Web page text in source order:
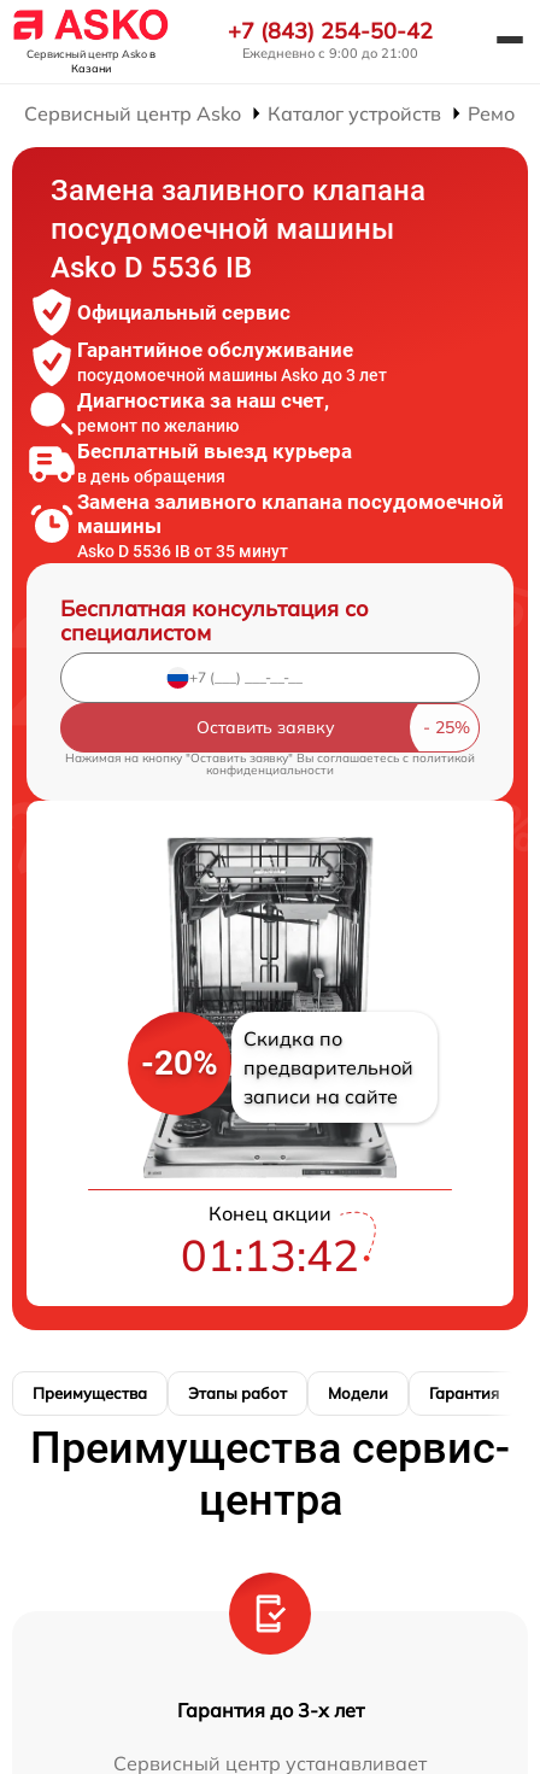
Сервисный центр Askoв
Казани
+7 (843) 254-50-42
Ежедневно с 9:00 до 21:00
Сервисный центр Asko Каталог устройств
Замена заливного клапана
посудомоечной машины
Asko D 5536 IB
Официальный сервис
Гарантийное обслуживание
посудомоечной машины Asko до 3 лет
Диагностика за наш счет,
ремонт по желанию
Бесплатный выезд курьера
в день обращения
Замена заливного клапана посудомоечной
машины
Asko D 5536 IB от 35 минут
Бесплатная консультация со
специалистом
Оставить заявку
Нажимая на кнопку "Оставить заявку" Вы соглашаетесь cполитикой
конфиденциальности
-20%
Скидка по
предварительной
записи на сайте
Конец акции
01:13:41
Преимущества Этапы работ Модели Гарантия
Преимущества сервис-
центра
Гарантия до 3-х лет
Сервисный центр устанавливает